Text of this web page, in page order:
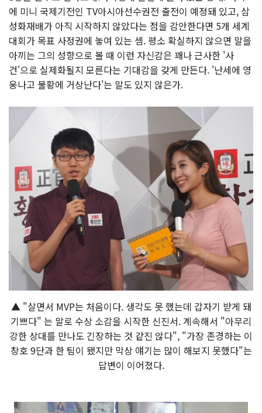
에 미니 국제기전인 TV아시아선수권전 출전이 예정돼 있고, 삼
성화재배가 아직 시작하지 않았다는 점을 감안한다면 5개 세계
대회가 목표 사정권에 놓여 있는 셈. 평소 확실하지 않으면 말을
아끼는 그의 성향으로 볼 때 이런 자신감은 꽤나 근사한 '사
건'으로 실제화될지 모른다는 기대감을 갖게 만든다. '난세에 영
웅나고 불황에 거상난다'는 말도 있지 않은가.
▲ "살면서 MVP는 처음이다. 생각도 못 했는데 갑자기 받게 돼
기쁘다" 는 말로 수상 소감을 시작한 신진서. 계속해서 "아무리
강한 상대를 만나도 긴장하는 것 같진 않다", "가장 존경하는 이
창호 9단과 한 팀이 됐지만 막상 얘기는 많이 해보지 못했다"는
답변이 이어졌다.